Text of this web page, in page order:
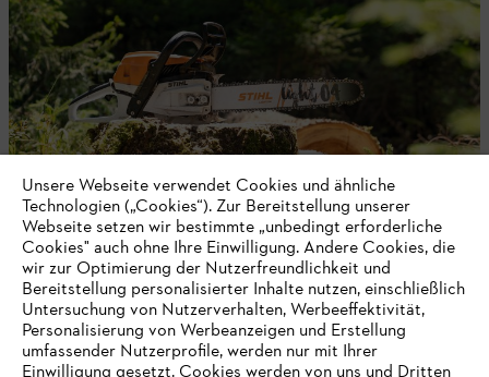
Persönliche Schutzausrüstung
Unsere Webseite verwendet Cookies und ähnliche
Technologien („Cookies“). Zur Bereitstellung unserer
Webseite setzen wir bestimmte „unbedingt erforderliche
Cookies" auch ohne Ihre Einwilligung. Andere Cookies, die
wir zur Optimierung der Nutzerfreundlichkeit und
Bereitstellung personalisierter Inhalte nutzen, einschließlich
Untersuchung von Nutzerverhalten, Werbeeffektivität,
Personalisierung von Werbeanzeigen und Erstellung
umfassender Nutzerprofile, werden nur mit Ihrer